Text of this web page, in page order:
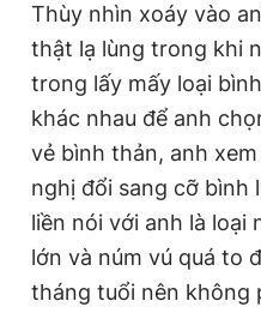
Thùy nhìn xoáy vào
thật lạ lùng trong khi
trong lấy mấy loại
khác nhau để anh
vẻ bình thản, anh
nghị đổi sang cỡ bình
liền nói với anh là loại
lớn và núm vú quá to
tháng tuổi nên không